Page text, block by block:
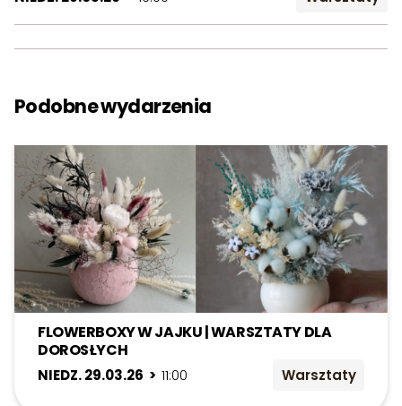
Podobne wydarzenia
FLOWERBOXY W JAJKU | WARSZTATY DLA
DOROSŁYCH
NIEDZ. 29.03.26 > 11:00 Warsztaty